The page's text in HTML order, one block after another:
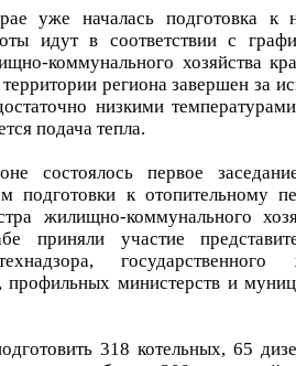
уже началась подготовка к
идут в соответствии с
коммунального хозяйства
региона завершен за
низкими
подача тепла.
состоялось первое
подготовки к отопительному
жилищно-коммунального
приняли участие
профильных министерств и
318 котельных, 65